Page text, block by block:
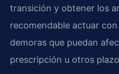
transición y obtener los
recomendable actuar
demoras que puedan
prescripción u otros